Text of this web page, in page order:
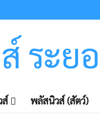
ระย
ส์ พลัสนิวส์ (สัตว์)